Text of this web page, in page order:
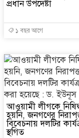
প্রধান উপদেষ্টা
১ বছর আগে
আওয়ামী লীগকে
হয়নি, জনগণের
বিবেচনায় দলটির
স্থগিত